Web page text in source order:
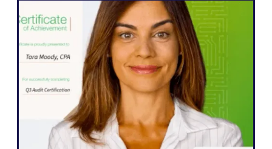
WordPress
"Weglot ci ha permesso di espandere
rapidamente il nostro sito in cinque
lingue. Abbiamo già visto un aumento
significativo del coinvolgimento da parte